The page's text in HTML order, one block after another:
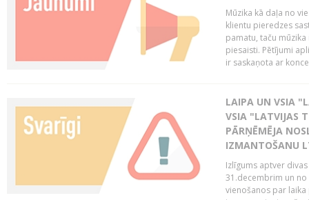
Mūzika kā daļa no
klientu pieredzes
pamatu, taču
piesaisti. Pētījumi
ir saskaņota ar
LAIPA UN VSIA
VSIA "LATVIJAS
PĀRŅĒMĒJA
IZMANTOŠANU
Izlīgums aptver
31.decembrim un no
vienošanos par